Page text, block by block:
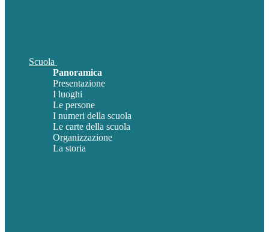
Scuola
Panoramica
Presentazione
I luoghi
Le persone
I numeri della scuola
Le carte della scuola
Organizzazione
La storia